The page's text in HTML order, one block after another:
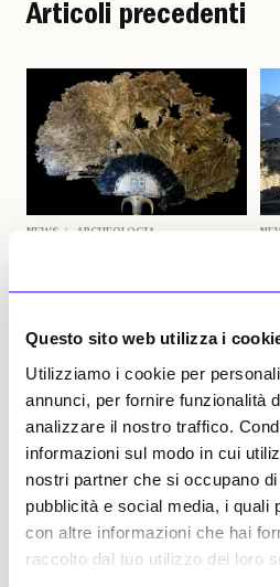
Questo sito web utilizza i
Utilizziamo i cookie per
annunci, per fornire funzionalità
analizzare il nostro traffico.
informazioni sul modo in cui
nostri partner che si occupano
pubblicità e social media, i quali
con altre informazioni che hai
raccolto dal tuo utilizzo dei loro
Articoli precedenti
NEWS ARCHEOLOGIA
ventaglio di Tutankhamon
Come per un abito di alta
sartoria, la realizzazione di
una teca richiede conoscenza,
precisione e molta cura per i
dettagli. Patrizia Venturini
della Goppion ci racconta
com’è nato il progetto di
collaborazione con il Grand
Egyptian Museum per il quale
l’azienda lombarda ha
prodotto oltre 150 vetrine
«intelligenti» e su misura, con
il
03